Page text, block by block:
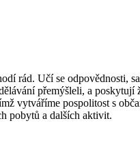
rád. Učí se odpovědnosti,
přemýšleli, a
vytváříme pospolitost s
pobytů a dalších aktivit.